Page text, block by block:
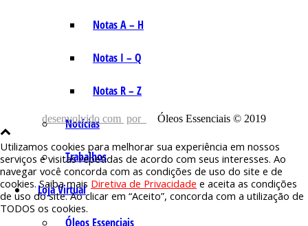
Notas A – H
Notas I – Q
Notas R – Z
Notícias
Trabalhos
Loja Virtual
Óleos Essenciais
desenvolvido com por Óleos Essenciais © 2019
Utilizamos cookies para melhorar sua experiência em nossos
serviços e visitas repetidas de acordo com seus interesses. Ao
navegar você concorda com as condições de uso do site e de
cookies. Saiba mais Diretiva de Privacidade e aceita as condições
de uso do site. Ao clicar em “Aceito”, concorda com a utilização de
TODOS os cookies.